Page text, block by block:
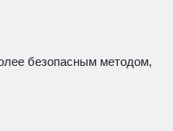
безопасным методом,